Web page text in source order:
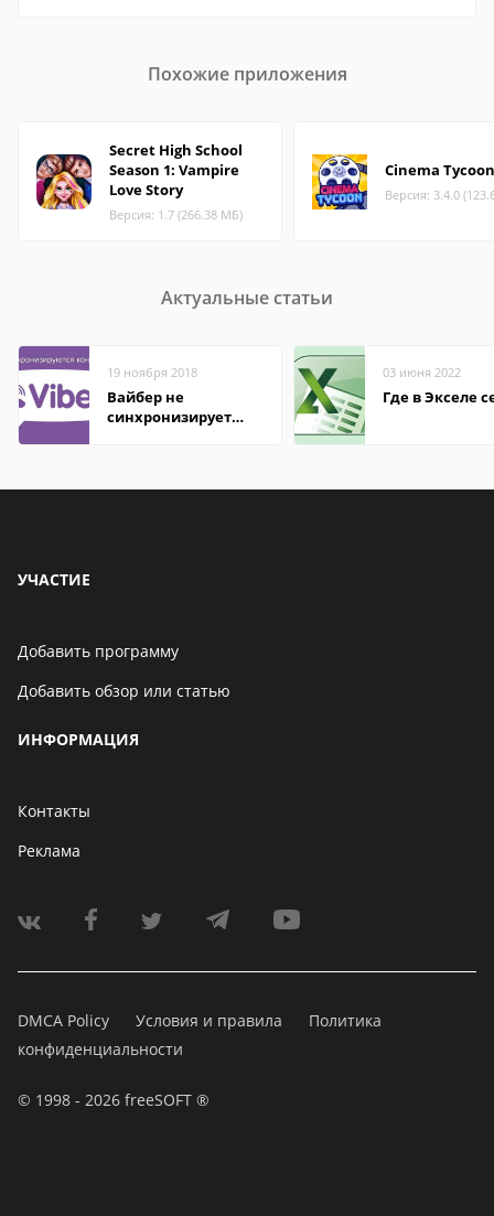
Похожие приложения
Secret High School
Season 1: Vampire
Love Story
Версия: 1.7 (266.38 МБ)
Cinema Tycoon
Версия: 3.4.0
Актуальные статьи
19 ноября 2018
Вайбер не
синхронизирует
03 июня 2022
Где в Экселе
УЧАСТИЕ
Добавить программу
Добавить обзор или статью
ИНФОРМАЦИЯ
Контакты
Реклама
DMCA Policy Условия и правила
Политика
конфиденциальности
© 1998 - 2026 freeSOFT ®